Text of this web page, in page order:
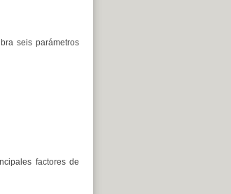
seis parámetros
factores de